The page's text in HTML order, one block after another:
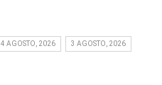
4 AGOSTO, 2026 3 AGOSTO, 2026